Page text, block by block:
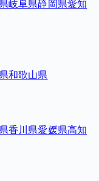
岐阜県静岡県愛知
和歌山県
香川県愛媛県高知